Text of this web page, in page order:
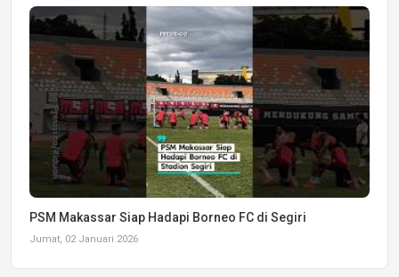
PSM Makassar Siap Hadapi Borneo FC di Segiri
Jumat, 02 Januari 2026